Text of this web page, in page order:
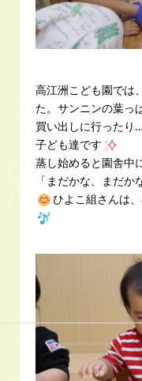
高江洲こども園では
た。サンニンの葉っ
買い出しに行ったり
子ども達です
蒸し始めると園舎中
「まだかな、まだ
ひよこ組さんは